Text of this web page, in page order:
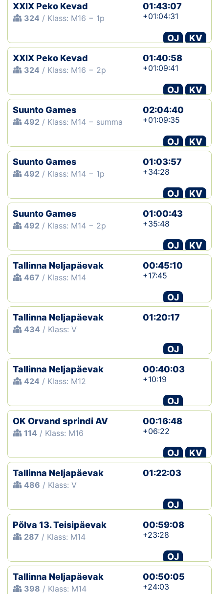
XXIX Peko Kevad
324 / Klass: M16 − 1p
01:43:07
+01:04:31
OJ
KV
XXIX Peko Kevad
324 / Klass: M16 − 2p
01:40:58
+01:09:41
OJ
KV
Suunto Games
492 / Klass: M14 − summa
02:04:40
+01:09:35
OJ
KV
Suunto Games
492 / Klass: M14 − 1p
01:03:57
+34:28
OJ
KV
Suunto Games
492 / Klass: M14 − 2p
01:00:43
+35:48
OJ
KV
Tallinna Neljapäevak
467 / Klass: M14
00:45:10
+17:45
OJ
Tallinna Neljapäevak
434 / Klass: V
01:20:17
OJ
Tallinna Neljapäevak
424 / Klass: M12
00:40:03
+10:19
OJ
OK Orvand sprindi AV
114 / Klass: M16
00:16:48
+06:22
OJ
KV
Tallinna Neljapäevak
486 / Klass: V
01:22:03
OJ
Põlva 13. Teisipäevak
287 / Klass: M14
00:59:08
+23:28
OJ
Tallinna Neljapäevak
398 / Klass: M14
00:50:05
+24:03